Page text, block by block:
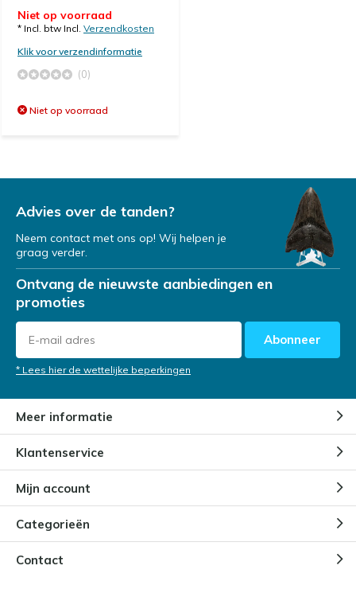
Niet op voorraad
* Incl. btw Incl. Verzendkosten
Klik voor verzendinformatie
(0)
Niet op voorraad
Advies over de tanden?
Neem contact met ons op! Wij helpen je
graag verder.
Ontvang de nieuwste aanbiedingen en
promoties
Abonneer
* Lees hier de wettelijke beperkingen
Meer informatie
Klantenservice
Mijn account
Categorieën
Contact